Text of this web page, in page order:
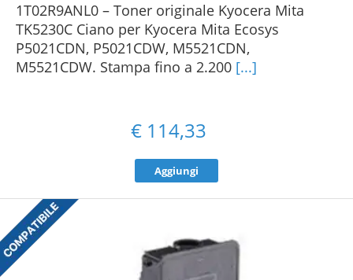
1T02R9ANL0 – Toner originale Kyocera Mita
TK5230C Ciano per Kyocera Mita Ecosys
P5021CDN, P5021CDW, M5521CDN,
M5521CDW. Stampa fino a 2.200 [...]
€ 114,33
Aggiungi